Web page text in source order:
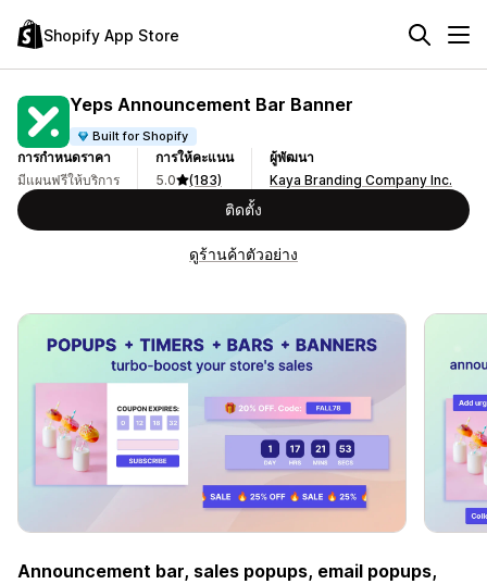
Shopify App Store
Yeps Announcement Bar Banner
Built for Shopify
การกำหนดราคา
มีแผนฟรีให้บริการ
การให้คะแนน
5.0
(183)
ผู้พัฒนา
Kaya Branding Company Inc.
ติดตั้ง
ดูร้านค้าตัวอย่าง
Announcement bar, sales popups, email popups,